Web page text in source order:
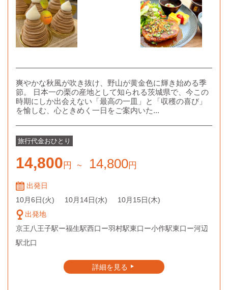
爽やかな秋風が吹き抜け、野山が黄金色に輝き始める季
節。 日本一の栗の産地として知られる茨城県で、今この
時期にしか出会えない「最高の一皿」と「収穫の喜び」
を愉しむ、心ときめく一日をご案内いた...
旅行代金おひとり
14,800円 ~ 14,800円
出発日
10月6日(火) 10月14日(水) 10月15日(木)
出発地
京王八王子駅ー福生駅西口ー羽村駅東口ー小作駅東口ー河辺
駅北口
詳細を見る ▲